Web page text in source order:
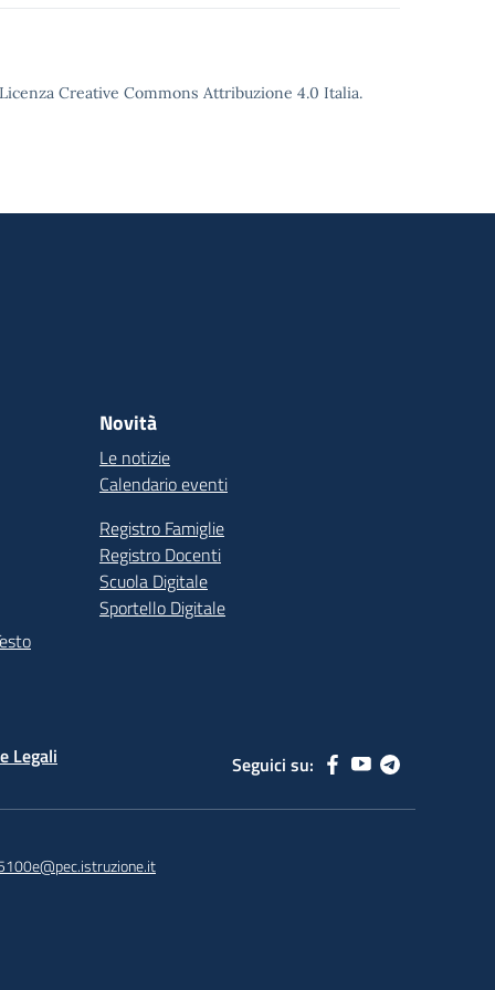
Creative Commons Attribuzione 4.0 Italia.
Novità
Le notizie
Calendario eventi
Registro Famiglie
Registro Docenti
Scuola Digitale
Sportello Digitale
Legali Seguici su: